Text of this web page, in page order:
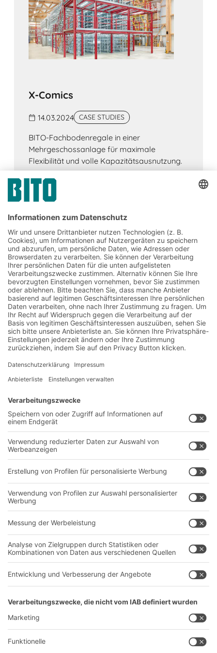
Lagerhöhe optimal.
X-Comics
14.03.2024 CASE STUDIES
BITO-Fachbodenregale in einer
Mehrgeschossanlage für maximale
Flexibilität und volle Kapazitätsausnutzung.
Jetzt beim BITO Newsletter
anmelden:
Lager- & Logistiknews
Exklusive Rabatte
Neuheiten
Newsletter abonnieren
Lösungen
Intralogistiklösungen
Regalsysteme
Transportsysteme
Dienstleistungen
Kontaktformular
Unternehmen
Über uns
Produktionsstandorte
Karriere
Follow us
BIT O
YOUR LIFE.